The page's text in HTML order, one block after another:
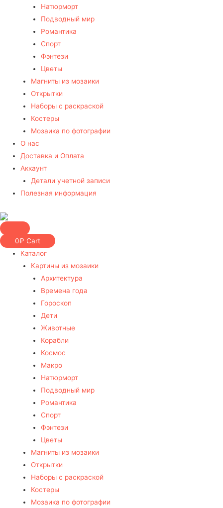
Натюрморт
Подводный мир
Романтика
Спорт
Фэнтези
Цветы
Магниты из мозаики
Открытки
Наборы с раскраской
Костеры
Мозаика по фотографии
О нас
Доставка и Оплата
Аккаунт
Детали учетной записи
Полезная информация
0₽ Cart
Каталог
Картины из мозаики
Архитектура
Времена года
Гороскоп
Дети
Животные
Корабли
Космос
Макро
Натюрморт
Подводный мир
Романтика
Спорт
Фэнтези
Цветы
Магниты из мозаики
Открытки
Наборы с раскраской
Костеры
Мозаика по фотографии